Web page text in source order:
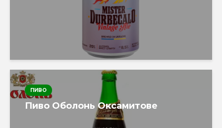
ПИВО
Пиво Оболонь Оксамитове